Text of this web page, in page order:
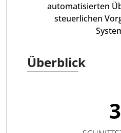
automatisierten
steuerlichen
Überblick
3